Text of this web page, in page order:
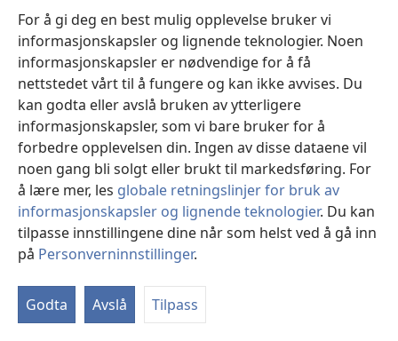
For å gi deg en best mulig opplevelse bruker vi
informasjonskapsler og lignende teknologier. Noen
informasjonskapsler er nødvendige for å få
nettstedet vårt til å fungere og kan ikke avvises. Du
kan godta eller avslå bruken av ytterligere
informasjonskapsler, som vi bare bruker for å
forbedre opplevelsen din. Ingen av disse dataene vil
noen gang bli solgt eller brukt til markedsføring. For
å lære mer, les globale retningslinjer for bruk av
informasjonskapsler og lignende teknologier. Du kan
tilpasse innstillingene dine når som helst ved å gå inn
på Personverninnstillinger.
Godta Avslå Tilpass
lekfolket har rett til å dele ut sakramentene og
undervise i menigheten. Guds Ord og sakramentene
ble ved Guds nåde gitt alle og kan derfor gis videre av
alle kristne som den guddommelige nådes redskaper.
Men spørsmålet er ikke bare hva som er tillatt i
alminnelighet men også hva som er gagnlig under de
foreliggende omstendigheter. Vi kan her anvende St.
Paulus’ ord: ’Alt er lovlig, men ikke alt gagner.’
I betraktning av den orden som nødvendigvis må
opprettholdes i kirken, bør derfor lekfolket bare gjøre
bruk av sin prestelige rett til å dele ut sakramentene
når tiden og omstendighetene krever det.» I tiden
etter Cyprianus . . . det hierarkiske systems far, ble
skillet mellom presteskap og lekfolk fremtredende, og
snart ble det innført overalt. Ja, fra og med det tredje